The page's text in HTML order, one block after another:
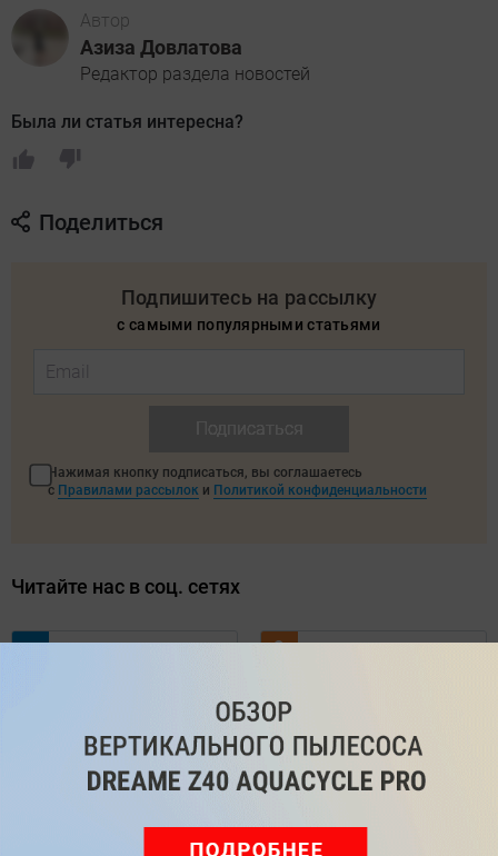
Автор
Азиза Довлатова
Редактор раздела новостей
Была ли статья интересна?
Поделиться
Подпишитесь на рассылку
с самыми популярными статьями
Нажимая кнопку подписаться, вы соглашаетесь
с Правилами рассылок и Политикой конфиденциальности
Читайте нас в соц. сетях
YouTube